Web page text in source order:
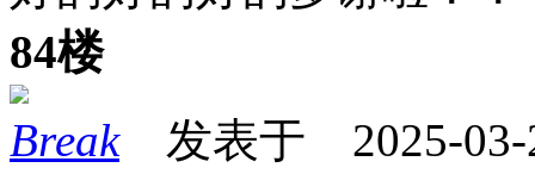
84楼
Break发表于 2025-03-